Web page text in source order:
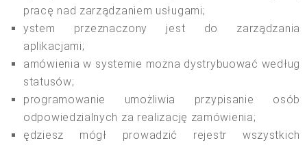
pracę nad zarządzaniem usługami;
ystem przeznaczony jest do zarządzania
aplikacjami;
amówienia w systemie można dystrybuować według
statusów;
programowanie umożliwia przypisanie osób
odpowiedzialnych za realizację zamówienia;
ędziesz mógł prowadzić rejestr wszystkich